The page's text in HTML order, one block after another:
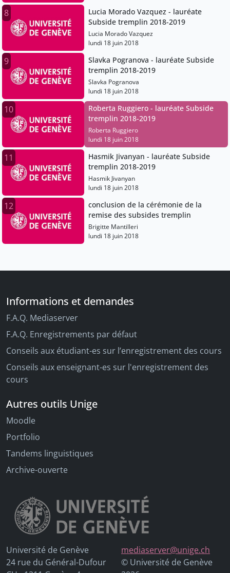
8
Lucia Morado Vazquez - lauréate
Subside tremplin 2018-2019
Lucia Morado Vazquez
lundi 18 juin 2018
9
Slavka Pogranova - lauréate Subside
tremplin 2018-2019
Slavka Pogranova
lundi 18 juin 2018
10
Roberta Ruggiero - lauréate Subside
tremplin 2018-2019
Roberta Ruggiero
lundi 18 juin 2018
11
Hasmik Jivanyan - lauréate Subside
tremplin 2018-2019
Hasmik Jivanyan
lundi 18 juin 2018
12
conclusion de la cérémonie de la
remise des subsides tremplin
Brigitte Mantilleri
lundi 18 juin 2018
Informations et demandes
F.A.Q. Mediaserver
F.A.Q. Enregistrements par défaut
Conseils aux étudiant-es sur l’enregistrement des cours
Conseils aux enseignant-es sur l'enregistrement des
cours
Autres outils Unige
Moodle
Portfolio
Tandems linguistiques
Archive-ouverte
Université de Genève
24 rue du Général-Dufour
mediaserver@unige.ch
© Université de Genève